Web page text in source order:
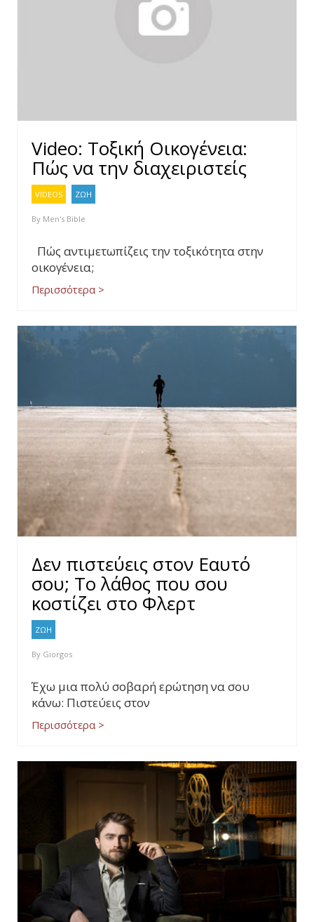
Video: Τοξική Οικογένεια:
Πώς να την διαχειριστείς
VIDEOS ΖΩΗ
By Men's Bible
Πώς αντιμετωπίζεις την τοξικότητα στην
οικογένεια;
Περισσότερα >
Δεν πιστεύεις στον Εαυτό
σου; Το λάθος που σου
κοστίζει στο Φλερτ
ΖΩΗ
By Giorgos
Έχω μια πολύ σοβαρή ερώτηση να σου
κάνω: Πιστεύεις στον
Περισσότερα >